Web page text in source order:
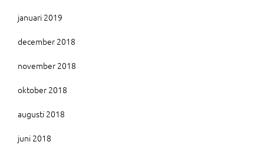
januari 2019
december 2018
november 2018
oktober 2018
augusti 2018
juni 2018